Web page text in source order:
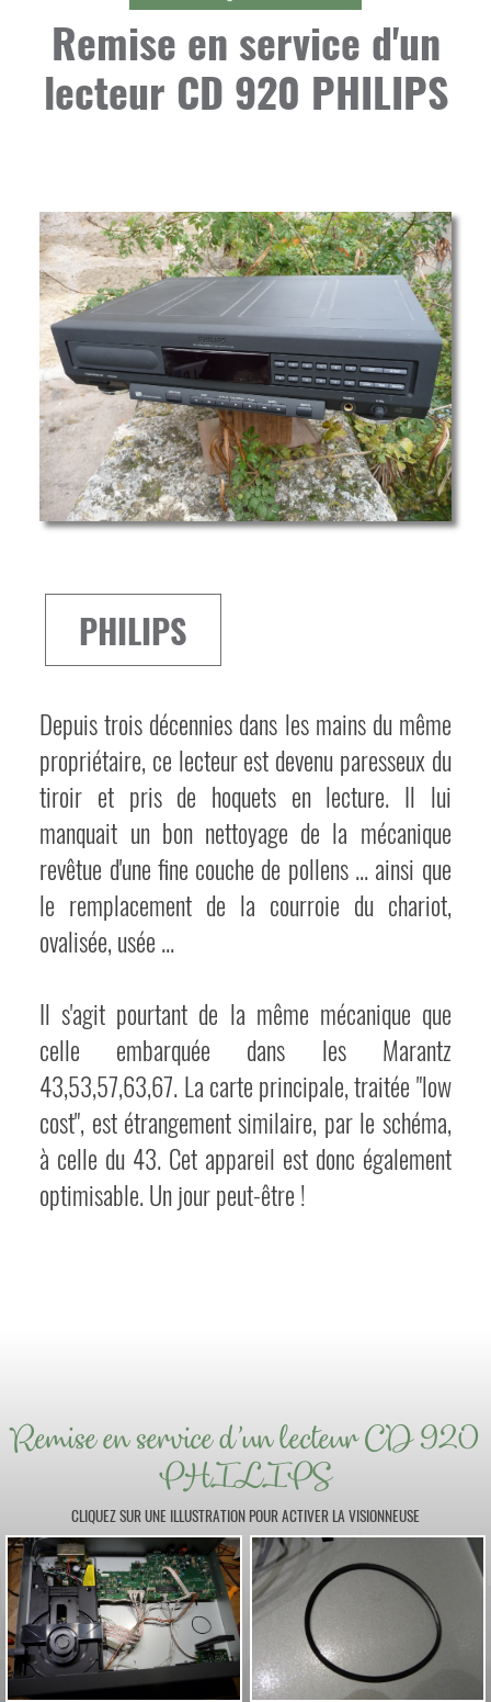
Remise en service d'un
lecteur CD 920 PHILIPS
PHILIPS
Depuis trois décennies dans les mains du même
propriétaire, ce lecteur est devenu paresseux du
tiroir et pris de hoquets en lecture. Il lui
manquait un bon nettoyage de la mécanique
revêtue d'une fine couche de pollens ... ainsi que
le remplacement de la courroie du chariot,
ovalisée, usée ...
Il s'agit pourtant de la même mécanique que
celle embarquée dans les Marantz
43,53,57,63,67. La carte principale, traitée "low
cost", est étrangement similaire, par le schéma,
à celle du 43. Cet appareil est donc également
optimisable. Un jour peut-être !
Remise en service d'un lecteur CD 920
PHILIPS
CLIQUEZ SUR UNE ILLUSTRATION POUR ACTIVER LA VISIONNEUSE